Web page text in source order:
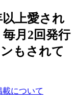
上愛され
月2回発行
もされて
載について